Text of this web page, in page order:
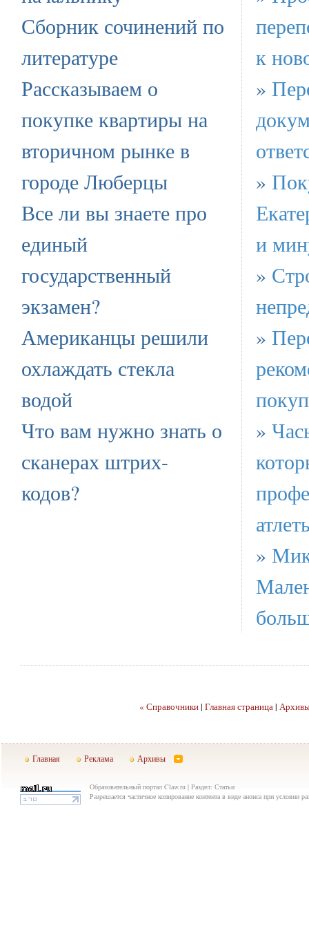
Сборник сочинений по
литературе
Рассказываем о
покупке квартиры на
вторичном рынке в
городе Люберцы
Все ли вы знаете про
единый
государственный
экзамен?
Американцы решили
охлаждать стекла
водой
Что вам нужно знать о
сканерах штрих-
кодов?
к
»
»
и
»
»
»
»
« Справочники| Главная страница|
Главная Реклама Архивы
Образовательный портал Claw.ru | Раздел: Статьи
Разрешается частичное копирование контента в виде анонса при условии